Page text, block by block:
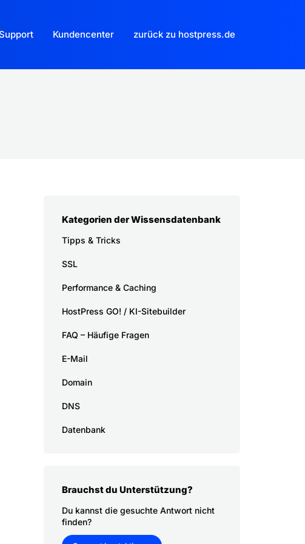
Kundencenter zurück zu hostpress.de
Kategorien der Wissensdatenbank
Tipps & Tricks
SSL
Performance & Caching
HostPress GO! / KI-Sitebuilder
FAQ – Häufige Fragen
E-Mail
Domain
DNS
Datenbank
Brauchst du Unterstützung?
Du kannst die gesuchte Antwort nicht
finden?